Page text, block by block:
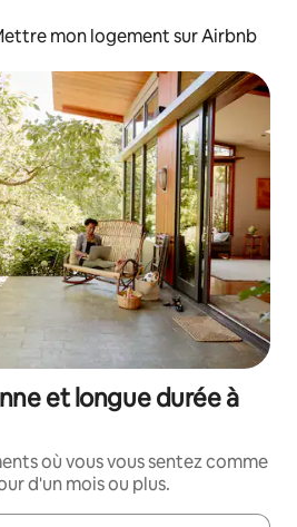
mon logement sur Airbnb
et longue durée à
où vous vous sentez comme
d'un mois ou plus.